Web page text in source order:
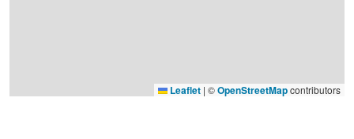
Leaflet | ©OpenStreetMapcontributors